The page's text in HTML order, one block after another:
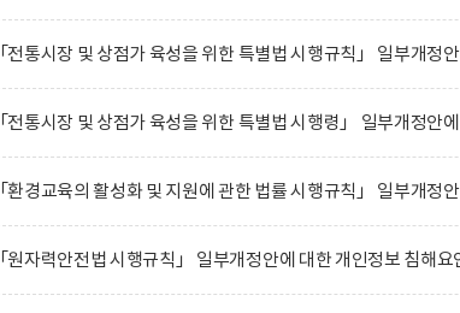
「전통시장 및 상점가 육성을 위한 특별법 시행규칙」 일부개정
「전통시장 및 상점가 육성을 위한 특별법 시행령」 일부개정안
「환경교육의 활성화 및 지원에 관한 법률 시행규칙」 일부개정
「원자력안전법 시행규칙」 일부개정안에 대한 개인정보 침해요